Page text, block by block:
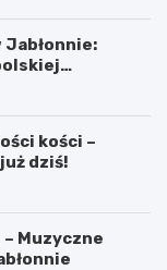
kości –
dziś!
Muzyczne